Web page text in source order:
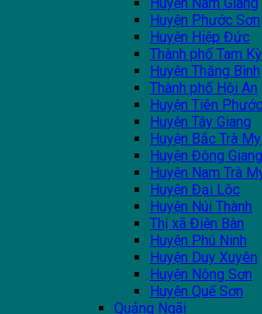
Huyện Phước Sơn
Huyện Hiệp Đức
Thành phố Tam Kỳ
Huyện Thăng Bình
Thành phố Hội An
Huyện Tiên Phước
Huyện Tây Giang
Huyện Bắc Trà My
Huyện Đông Giang
Huyện Nam Trà
Huyện Đại Lộc
Huyện Núi Thành
Thị xã Điện Bàn
Huyện Phú Ninh
Huyện Duy Xuyên
Huyện Nông Sơn
Huyện Quế Sơn
Quảng Ngãi